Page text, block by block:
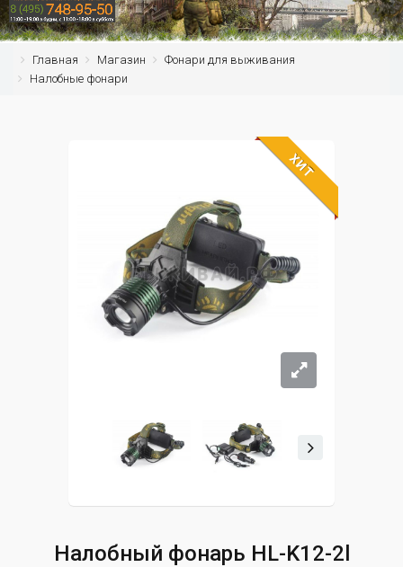
Главная Магазин
Фонари для выживания
Налобные фонари
ХИТ
Налобный фонарь HL-K12-2l